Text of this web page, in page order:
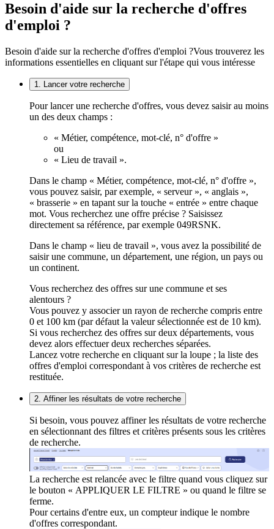
Besoin d'aide sur la recherche d'offres
d'emploi ?
Besoin d'aide sur la recherche d'offres d'emploi ?Vous trouverez les
informations essentielles en cliquant sur l'étape qui vous intéresse
1. Lancer votre recherche
Pour lancer une recherche d'offres, vous devez saisir au moins
un des deux champs :
« Métier, compétence, mot-clé, n° d'offre »
ou
« Lieu de travail ».
Dans le champ « Métier, compétence, mot-clé, n° d'offre »,
vous pouvez saisir, par exemple, « serveur », « anglais »,
« brasserie » en tapant sur la touche « entrée » entre chaque
mot. Vous recherchez une offre précise ? Saisissez
directement sa référence, par exemple 049RSNK.
Dans le champ « lieu de travail », vous avez la possibilité de
saisir une commune, un département, une région, un pays ou
un continent.
Vous recherchez des offres sur une commune et ses
alentours ?
Vous pouvez y associer un rayon de recherche compris entre
0 et 100 km (par défaut la valeur sélectionnée est de 10 km).
Si vous recherchez des offres sur deux départements, vous
devez alors effectuer deux recherches séparées.
Lancez votre recherche en cliquant sur la loupe ; la liste des
offres d'emploi correspondant à vos critères de recherche est
restituée.
2. Affiner les résultats de votre recherche
Si besoin, vous pouvez affiner les résultats de votre recherche
en sélectionnant des filtres et critères présents sous les critères
de recherche.
La recherche est relancée avec le filtre quand vous cliquez sur
le bouton « APPLIQUER LE FILTRE » ou quand le filtre se
ferme.
Pour certains d'entre eux, un compteur indique le nombre
d'offres correspondant.